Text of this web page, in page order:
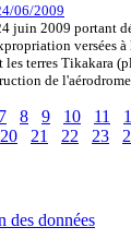
06/2009
juin 2009 portant
versées à
terres Tikakara
de
7 8 9 10 11
20 21 22 23
des données